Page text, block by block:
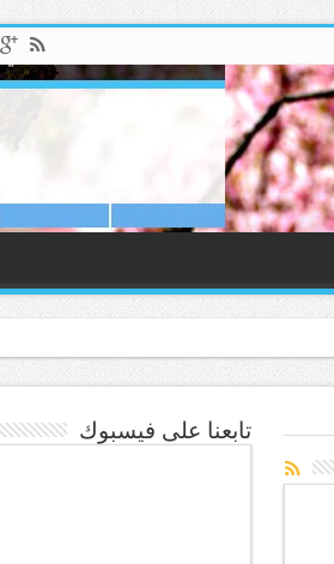
تابعنا على فيسبوك